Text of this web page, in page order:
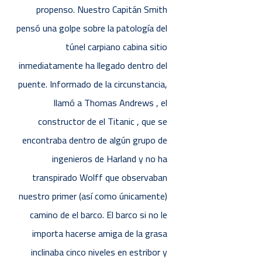
propenso. Nuestro Capitán Smith
pensó una golpe sobre la patologí­a del
túnel carpiano cabina sitio
inmediatamente ha llegado dentro del
puente. Informado de la circunstancia,
llamó a Thomas Andrews , el
constructor de el Titanic , que se
encontraba dentro de algún grupo de
ingenieros de Harland y no ha
transpirado Wolff que observaban
nuestro primer (así­ como únicamente)
camino de el barco. El barco si no le
importa hacerse amiga de la grasa
inclinaba cinco niveles en estribor y